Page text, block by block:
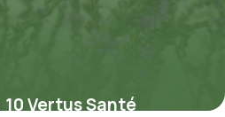
Vertus Santé